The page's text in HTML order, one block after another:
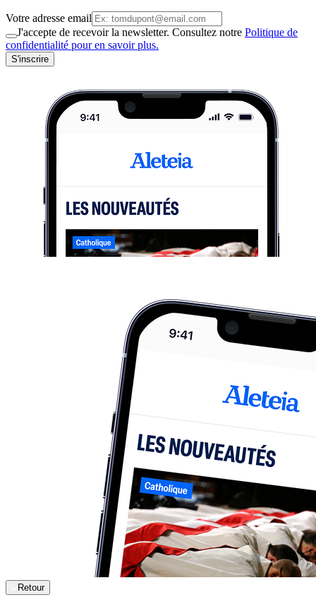
Votre adresse email
J'accepte de recevoir la newsletter. Consultez notre Politique de
confidentialité pour en savoir plus.
S'inscrire
Retour